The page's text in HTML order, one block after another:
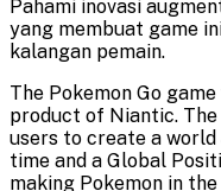
Pahami inovasi
yang membuat game
kalangan pemain.
The Pokemon Go
product of Niantic.
users to create a
time and a Global
making Pokemon in